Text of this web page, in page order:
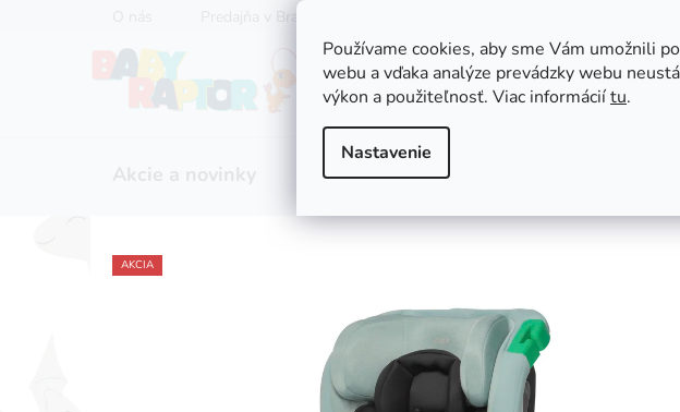
Používame cookies, aby sme Vám umožnili
webu a vďaka analýze prevádzky webu
výkon a použiteľnosť. Viac informáciítu.
Nastavenie
Predajňa v Bratislave
Zľavy Kočíky
AKCIA